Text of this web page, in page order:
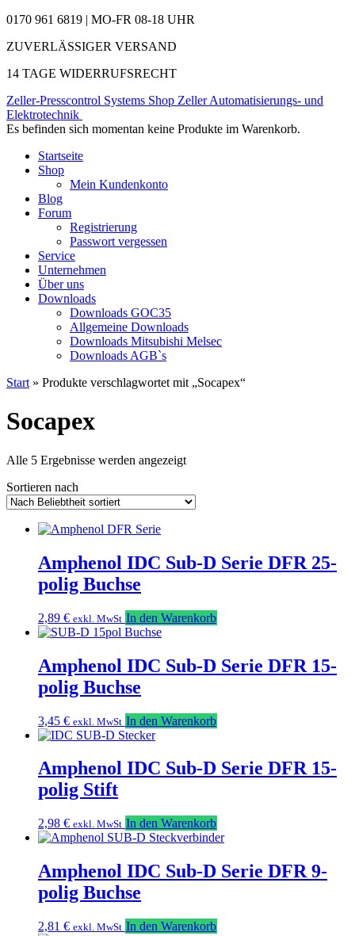
0170 961 6819 | MO-FR 08-18 UHR
ZUVERLÄSSIGER VERSAND
14 TAGE WIDERRUFSRECHT
Zeller-Presscontrol Systems Shop Zeller Automatisierungs- und
Elektrotechnik
Es befinden sich momentan keine Produkte im Warenkorb.
Startseite
Shop
Mein Kundenkonto
Blog
Forum
Registrierung
Passwort vergessen
Service
Unternehmen
Über uns
Downloads
Downloads GOC35
Allgemeine Downloads
Downloads Mitsubishi Melsec
Downloads AGB`s
Start » Produkte verschlagwortet mit „Socapex“
Socapex
Alle 5 Ergebnisse werden angezeigtNach
Sortieren nach
Amphenol IDC Sub-D Serie DFR 25-
polig Buchse
2,89 € exkl. MwSt In den Warenkorb
Amphenol IDC Sub-D Serie DFR 15-
polig Buchse
3,45 € exkl. MwSt In den Warenkorb
Amphenol IDC Sub-D Serie DFR 15-
polig Stift
2,98 € exkl. MwSt In den Warenkorb
Amphenol IDC Sub-D Serie DFR 9-
polig Buchse
2,81 € exkl. MwSt In den Warenkorb